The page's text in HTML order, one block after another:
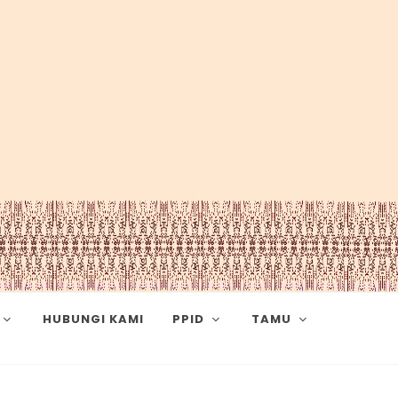
HUBUNGI KAMI PPID TAMU